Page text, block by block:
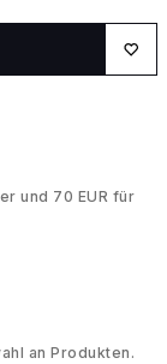
und 70 EUR für
an Produkten.